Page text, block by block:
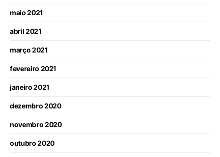
maio 2021
abril 2021
março 2021
fevereiro 2021
janeiro 2021
dezembro 2020
novembro 2020
outubro 2020